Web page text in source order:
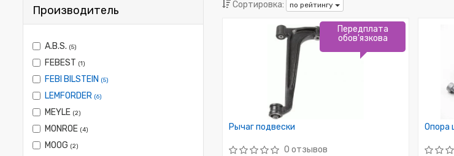
Производитель
A.B.S. (5)
FEBEST (1)
FEBI BILSTEIN (5)
LEMFORDER (6)
MEYLE (2)
MONROE (4)
MOOG (2)
Сортировка: по рейтингу
Рычаг подвески
0 отзывов
Передплата
обов'язкова
Опора